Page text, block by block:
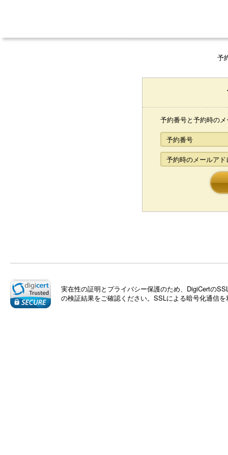
予
予約番号と予約時の
予約番号
予約時のメールアド
実在性の証明とプライバシー保護のため、DigiCertの
の検証結果をご確認ください。SSLによる暗号化通信